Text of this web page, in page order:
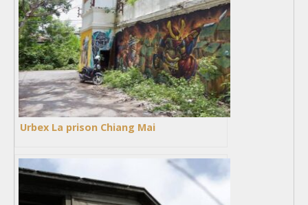
Urbex La prison Chiang Mai